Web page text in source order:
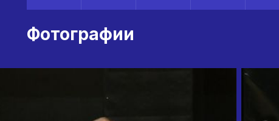
Фотографии